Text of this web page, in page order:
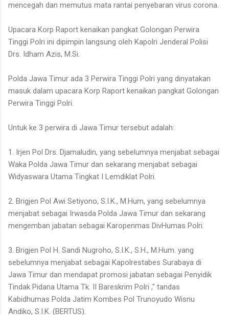
mencegah dan memutus mata rantai penyebaran virus corona.
Upacara Korp Raport kenaikan pangkat Golongan Perwira
Tinggi Polri ini dipimpin langsung oleh Kapolri Jenderal Polisi
Drs. Idham Azis, M.Si.
Polda Jawa Timur ada 3 Perwira Tinggi Polri yang dinyatakan
masuk dalam upacara Korp Raport kenaikan pangkat Golongan
Perwira Tinggi Polri.
Untuk ke 3 perwira di Jawa Timur tersebut adalah:
1. Irjen Pol Drs. Djamaludin, yang sebelumnya menjabat sebagai
Waka Polda Jawa Timur dan sekarang menjabat sebagai
Widyaswara Utama Tingkat I Lemdiklat Polri.
2. Brigjen Pol Awi Setiyono, S.I.K., M.Hum, yang sebelumnya
menjabat sebagai Irwasda Polda Jawa Timur dan sekarang
mengemban jabatan sebagai Karopenmas DivHumas Polri.
3. Brigjen Pol H. Sandi Nugroho, S.I.K., S.H., M.Hum. yang
sebelumnya menjabat sebagai Kapolrestabes Surabaya di
Jawa Timur dan mendapat promosi jabatan sebagai Penyidik
Tindak Pidana Utama Tk. II Bareskrim Polri ," tandas
Kabidhumas Polda Jatim Kombes Pol Trunoyudo Wisnu
Andiko, S.I.K. (BERTUS).